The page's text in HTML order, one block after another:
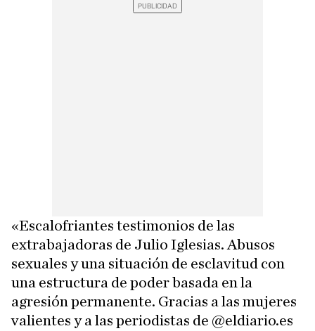
«Escalofriantes testimonios de las
extrabajadoras de Julio Iglesias. Abusos
sexuales y una situación de esclavitud con
una estructura de poder basada en la
agresión permanente. Gracias a las mujeres
valientes y a las periodistas de @eldiario.es